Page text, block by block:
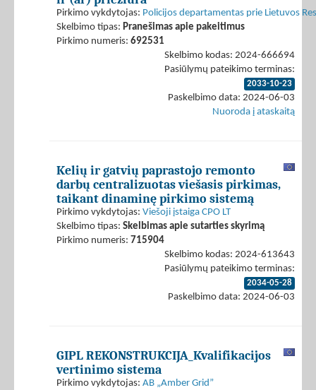
Pirkimo vykdytojas: Policijos departamentas prie Lietuvos
Skelbimo tipas: Pranešimas apie pakeitimus
Pirkimo numeris: 692531
Skelbimo kodas: 2024-666694
Pasiūlymų pateikimo terminas:
2033-10-23
Paskelbimo data: 2024-06-03
Nuoroda į ataskaitą
Kelių ir gatvių paprastojo remonto
darbų centralizuotas viešasis pirkimas,
taikant dinaminę pirkimo sistemą
Pirkimo vykdytojas: Viešoji įstaiga CPO LT
Skelbimo tipas: Skelbimas apie sutarties skyrimą
Pirkimo numeris: 715904
Skelbimo kodas: 2024-613643
Pasiūlymų pateikimo terminas:
2034-05-28
Paskelbimo data: 2024-06-03
GIPL REKONSTRUKCIJA_Kvalifikacijos
vertinimo sistema
Pirkimo vykdytojas: AB „Amber Grid”